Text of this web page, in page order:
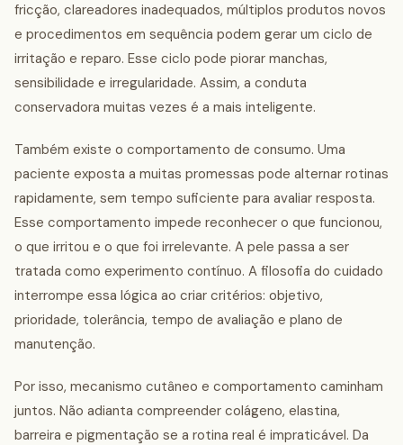
fricção, clareadores inadequados, múltiplos produtos novos
e procedimentos em sequência podem gerar um ciclo de
irritação e reparo. Esse ciclo pode piorar manchas,
sensibilidade e irregularidade. Assim, a conduta
conservadora muitas vezes é a mais inteligente.
Também existe o comportamento de consumo. Uma
paciente exposta a muitas promessas pode alternar rotinas
rapidamente, sem tempo suficiente para avaliar resposta.
Esse comportamento impede reconhecer o que funcionou,
o que irritou e o que foi irrelevante. A pele passa a ser
tratada como experimento contínuo. A filosofia do cuidado
interrompe essa lógica ao criar critérios: objetivo,
prioridade, tolerância, tempo de avaliação e plano de
manutenção.
Por isso, mecanismo cutâneo e comportamento caminham
juntos. Não adianta compreender colágeno, elastina,
barreira e pigmentação se a rotina real é impraticável. Da